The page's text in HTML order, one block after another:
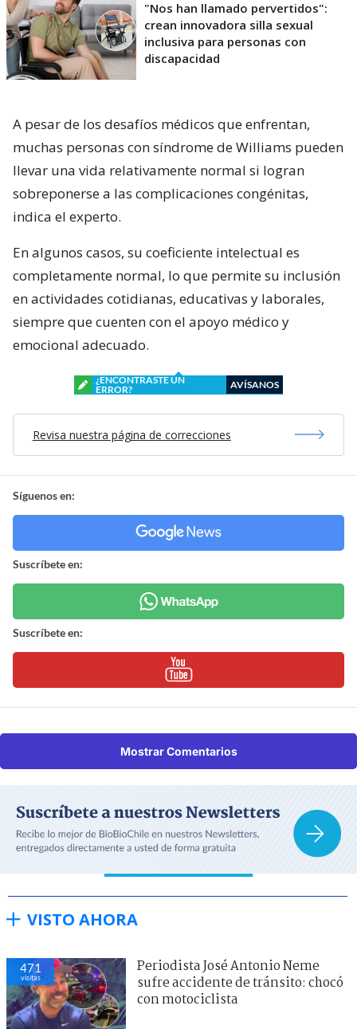
"Nos han llamado pervertidos":
crean innovadora silla sexual
inclusiva para personas con
discapacidad
A pesar de los desafíos médicos que enfrentan,
muchas personas con síndrome de Williams pueden
llevar una vida relativamente normal si logran
sobreponerse a las complicaciones congénitas,
indica el experto.
En algunos casos, su coeficiente intelectual es
completamente normal, lo que permite su inclusión
en actividades cotidianas, educativas y laborales,
siempre que cuenten con el apoyo médico y
emocional adecuado.
¿ENCONTRASTE UN
ERROR?
AVÍSANOS
Revisa nuestra página de correcciones
Síguenos en:
Suscríbete en:
Suscríbete en:
Mostrar Comentarios
VISTO AHORA
471
visitas
Periodista José Antonio Neme
sufre accidente de tránsito: chocó
con motociclista